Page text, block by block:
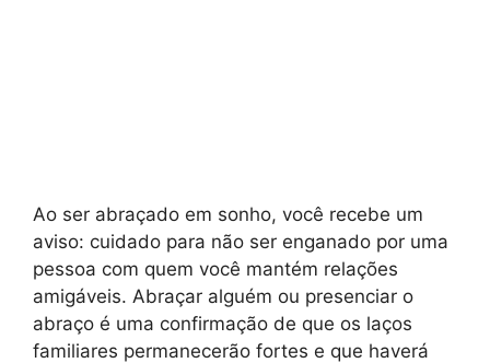
Ao ser abraçado em sonho, você recebe um
aviso: cuidado para não ser enganado por uma
pessoa com quem você mantém relações
amigáveis. Abraçar alguém ou presenciar o
abraço é uma confirmação de que os laços
familiares permanecerão fortes e que haverá